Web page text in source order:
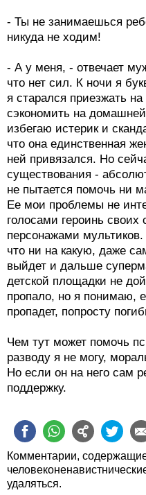
- Ты не занимаешься
никуда не ходим!
- А у меня, - отвечает
что нет сил. К ночи я
я старался приезжать
сэкономить на
избегаю истерик и
что она единственная
ней привязался. Но
существования -
не пытается помочь ни
Ее мои проблемы не
голосами героинь своих
персонажами
что ни на какую, даже
выйдет и дальше
детской площадки не
пропало, но я понимаю,
пропадет, попросту
Чем тут может помочь
разводу я не могу,
Но если он на него сам
поддержку.
Комментарии,
удаляться.